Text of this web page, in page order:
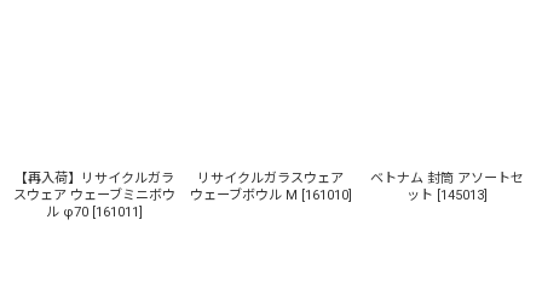
【再入荷】リサイクルガラ
スウェア ウェーブミニボウ
ル φ70 [161011]
リサイクルガラスウェア
ウェーブボウル M [161010]
ベトナム 封筒 アソートセ
ット [145013]